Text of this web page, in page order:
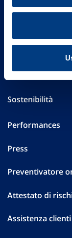
FAQ
Investor Relations
Sostenibilità
Performances
Press
Preventivatore
Attestato di
Assistenza clienti